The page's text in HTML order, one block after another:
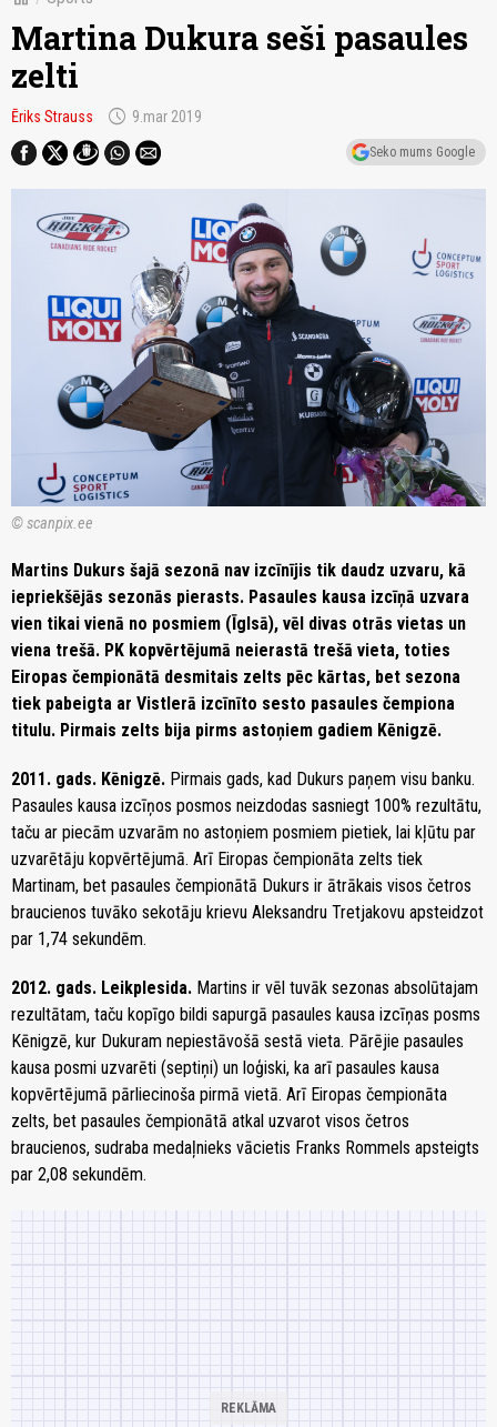
Martina Dukura seši pasaules
zelti
Ēriks Strauss schedule 9.mar 2019
Seko mums Google
© scanpix.ee
Martins Dukurs šajā sezonā nav izcīnījis tik daudz uzvaru, kā
iepriekšējās sezonās pierasts. Pasaules kausa izcīņā uzvara
vien tikai vienā no posmiem (Īglsā), vēl divas otrās vietas un
viena trešā. PK kopvērtējumā neierastā trešā vieta, toties
Eiropas čempionātā desmitais zelts pēc kārtas, bet sezona
tiek pabeigta ar Vistlerā izcīnīto sesto pasaules čempiona
titulu. Pirmais zelts bija pirms astoņiem gadiem Kēnigzē.
2011. gads. Kēnigzē. Pirmais gads, kad Dukurs paņem visu banku.
Pasaules kausa izcīņos posmos neizdodas sasniegt 100% rezultātu,
taču ar piecām uzvarām no astoņiem posmiem pietiek, lai kļūtu par
uzvarētāju kopvērtējumā. Arī Eiropas čempionāta zelts tiek
Martinam, bet pasaules čempionātā Dukurs ir ātrākais visos četros
braucienos tuvāko sekotāju krievu Aleksandru Tretjakovu apsteidzot
par 1,74 sekundēm.
2012. gads. Leikplesida. Martins ir vēl tuvāk sezonas absolūtajam
rezultātam, taču kopīgo bildi sapurgā pasaules kausa izcīņas posms
Kēnigzē, kur Dukuram nepiestāvošā sestā vieta. Pārējie pasaules
kausa posmi uzvarēti (septiņi) un loģiski, ka arī pasaules kausa
kopvērtējumā pārliecinoša pirmā vietā. Arī Eiropas čempionāta
zelts, bet pasaules čempionātā atkal uzvarot visos četros
braucienos, sudraba medaļnieks vācietis Franks Rommels apsteigts
par 2,08 sekundēm.